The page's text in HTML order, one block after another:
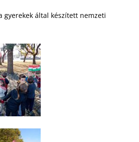
gyerekek által készített nemzeti